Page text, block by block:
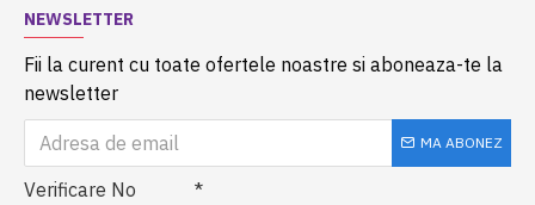
NEWSLETTER
Fii la curent cu toate ofertele noastre si aboneaza-te la
newsletter
MA ABONEZ
Verificare No